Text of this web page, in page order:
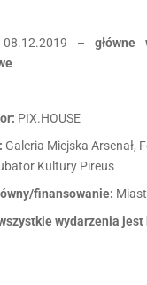
– główne
PIX.HOUSE
Galeria Miejska Arsenał,
Kultury Pireus
finansowanie:
wydarzenia jest